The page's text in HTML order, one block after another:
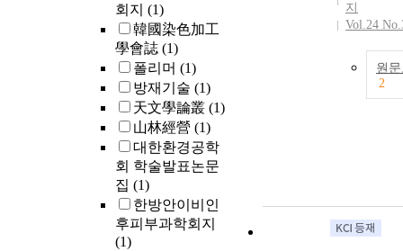
회지 (1)
韓國染色加工
學會誌 (1)
폴리머 (1)
방재기술 (1)
天文學論叢 (1)
山林經營 (1)
대한환경공학
회 학술발표논문
집 (1)
한방안이비인
후피부과학회지
(1)
based on the
oxidation of
closed
CO<sub>2</
carried over a
both
δ<sup>13</
지
Vol.24
원
2